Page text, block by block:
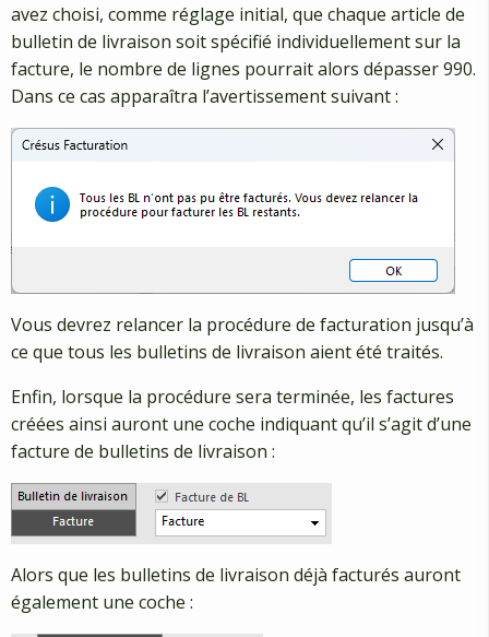
avez choisi, comme réglage initial, que chaque article de
bulletin de livraison soit spécifié individuellement sur la
facture, le nombre de lignes pourrait alors dépasser 990.
Dans ce cas apparaîtra l’avertissement suivant :
Vous devrez relancer la procédure de facturation jusqu’à
ce que tous les bulletins de livraison aient été traités.
Enfin, lorsque la procédure sera terminée, les factures
créées ainsi auront une coche indiquant qu’il s’agit d’une
facture de bulletins de livraison :
Alors que les bulletins de livraison déjà facturés auront
également une coche :